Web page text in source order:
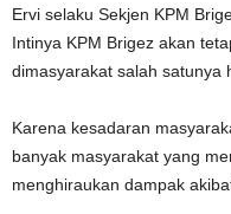
Ervi selaku Sekjen KPM
Intinya KPM Brigez akan
dimasyarakat salah satunya
Karena kesadaran
banyak masyarakat yang
menghiraukan dampak